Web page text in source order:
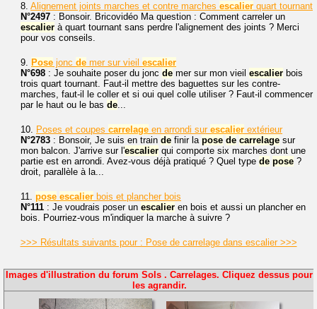
8. Alignement joints marches et contre marches escalier quart tournant
N°2497 : Bonsoir. Bricovidéo Ma question : Comment carreler un
escalier à quart tournant sans perdre l'alignement des joints ? Merci
pour vos conseils.
9. Pose jonc de mer sur vieil escalier
N°698 : Je souhaite poser du jonc de mer sur mon vieil escalier bois
trois quart tournant. Faut-il mettre des baguettes sur les contre-
marches, faut-il le coller et si oui quel colle utiliser ? Faut-il commencer
par le haut ou le bas de...
10. Poses et coupes carrelage en arrondi sur escalier extérieur
N°2783 : Bonsoir, Je suis en train de finir la pose de carrelage sur
mon balcon. J'arrive sur l'escalier qui comporte six marches dont une
partie est en arrondi. Avez-vous déjà pratiqué ? Quel type de pose ?
droit, parallèle à la...
11. pose escalier bois et plancher bois
N°111 : Je voudrais poser un escalier en bois et aussi un plancher en
bois. Pourriez-vous m'indiquer la marche à suivre ?
>>> Résultats suivants pour : Pose de carrelage dans escalier >>>
Images d'illustration du forum Sols . Carrelages. Cliquez dessus pour
les agrandir.